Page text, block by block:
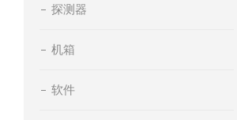
探测器
机箱
软件